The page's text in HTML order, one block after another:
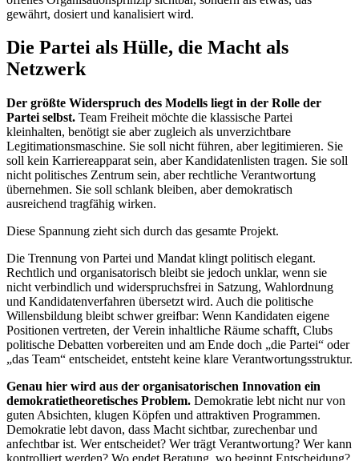
gewährt, dosiert und kanalisiert wird.
Die Partei als Hülle, die Macht als
Netzwerk
Der größte Widerspruch des Modells liegt in der Rolle der
Partei selbst. Team Freiheit möchte die klassische Partei
kleinhalten, benötigt sie aber zugleich als unverzichtbare
Legitimationsmaschine. Sie soll nicht führen, aber legitimieren. Sie
soll kein Karriereapparat sein, aber Kandidatenlisten tragen. Sie soll
nicht politisches Zentrum sein, aber rechtliche Verantwortung
übernehmen. Sie soll schlank bleiben, aber demokratisch
ausreichend tragfähig wirken.
Diese Spannung zieht sich durch das gesamte Projekt.
Die Trennung von Partei und Mandat klingt politisch elegant.
Rechtlich und organisatorisch bleibt sie jedoch unklar, wenn sie
nicht verbindlich und widerspruchsfrei in Satzung, Wahlordnung
und Kandidatenverfahren übersetzt wird. Auch die politische
Willensbildung bleibt schwer greifbar: Wenn Kandidaten eigene
Positionen vertreten, der Verein inhaltliche Räume schafft, Clubs
politische Debatten vorbereiten und am Ende doch „die Partei“ oder
„das Team“ entscheidet, entsteht keine klare Verantwortungsstruktur.
Genau hier wird aus der organisatorischen Innovation ein
demokratietheoretisches Problem. Demokratie lebt nicht nur von
guten Absichten, klugen Köpfen und attraktiven Programmen.
Demokratie lebt davon, dass Macht sichtbar, zurechenbar und
anfechtbar ist. Wer entscheidet? Wer trägt Verantwortung? Wer kann